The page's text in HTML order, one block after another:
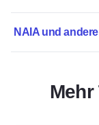
NAIA und